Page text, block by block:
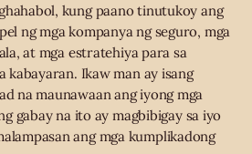
kung paano tinutukoy ang
ng mga kompanya ng seguro, mga
at mga estratehiya para sa
kabayaran. Ikaw man ay isang
na maunawaan ang iyong mga
gabay na ito ay magbibigay sa iyo
ang mga kumplikadong